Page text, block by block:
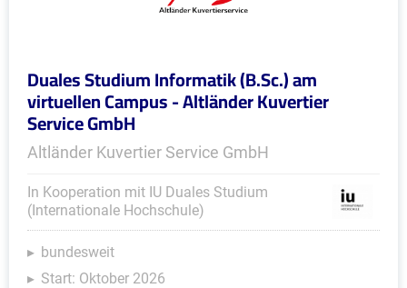
Duales Studium Informatik (B.Sc.) am
virtuellen Campus - Altländer Kuvertier
Service GmbH
Altländer Kuvertier Service GmbH
In Kooperation mit IU Duales Studium
(Internationale Hochschule)
bundesweit
Start: Oktober 2026